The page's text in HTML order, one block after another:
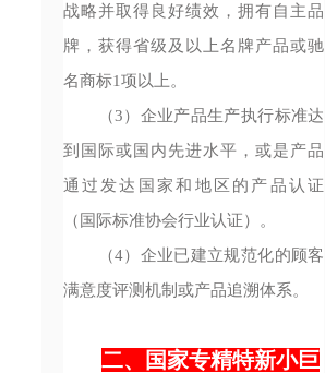
战略并取得良好绩效，拥有自主品
牌，获得省级及以上名牌产品或驰
名商标1项以上。
（3）企业产品生产执行标准达
到国际或国内先进水平，或是产品
通过发达国家和地区的产品认证
（国际标准协会行业认证）。
（4）企业已建立规范化的顾客
满意度评测机制或产品追溯体系。
二、国家专精特新小巨